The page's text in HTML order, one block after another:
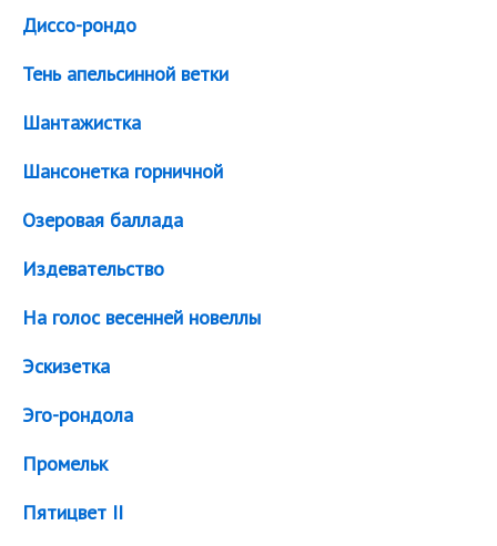
Диссо-рондо
Тень апельсинной ветки
Шантажистка
Шансонетка горничной
Озеровая баллада
Издевательство
На голос весенней новеллы
Эскизетка
Эго-рондола
Промельк
Пятицвет II